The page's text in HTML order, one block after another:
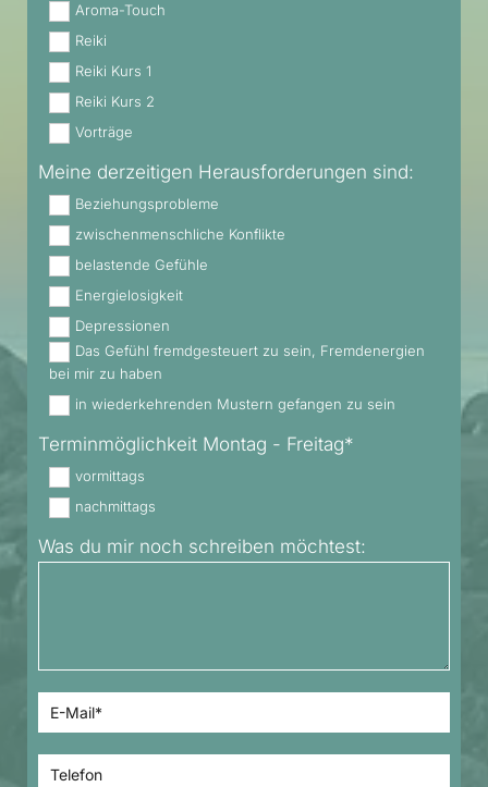
Aroma-Touch
Reiki
Reiki Kurs 1
Reiki Kurs 2
Vorträge
Meine derzeitigen Herausforderungen sind:
Beziehungsprobleme
zwischenmenschliche Konflikte
belastende Gefühle
Energielosigkeit
Depressionen
Das Gefühl fremdgesteuert zu sein, Fremdenergien
bei mir zu haben
in wiederkehrenden Mustern gefangen zu sein
Terminmöglichkeit Montag - Freitag*
vormittags
nachmittags
Was du mir noch schreiben möchtest: